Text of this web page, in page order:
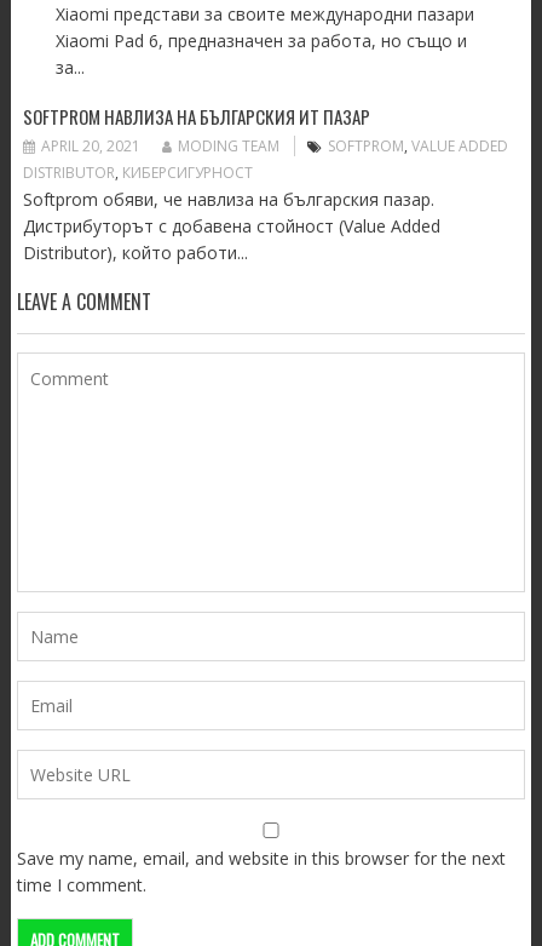
Xiaomi представи за своите международни пазари
Xiaomi Pad 6, предназначен за работа, но също и
за...
SOFTPROM НАВЛИЗА НА БЪЛГАРСКИЯ ИТ ПАЗАР
APRIL 20, 2021 MODING TEAM SOFTPROM, VALUE ADDED
DISTRIBUTOR, КИБЕРСИГУРНОСТ
Softprom обяви, че навлиза на българския пазар.
Дистрибуторът с добавена стойност (Value Added
Distributor), който работи...
LEAVE A COMMENT
Save my name, email, and website in this browser for the next
time I comment.